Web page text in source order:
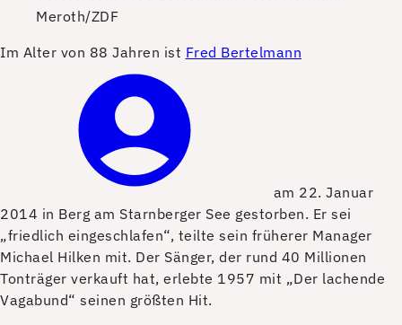
Meroth/ZDF
Im Alter von 88 Jahren ist Fred Bertelmann
am 22. Januar
2014 in Berg am Starnberger See gestorben. Er sei
„friedlich eingeschlafen“, teilte sein früherer Manager
Michael Hilken mit. Der Sänger, der rund 40 Millionen
Tonträger verkauft hat, erlebte 1957 mit „Der lachende
Vagabund“ seinen größten Hit.